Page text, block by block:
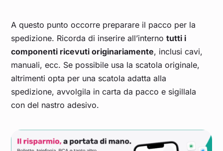
A questo punto occorre preparare il pacco per la
spedizione. Ricorda di inserire all’internotutti i
componenti ricevuti originariamente, inclusi cavi,
manuali, ecc. Se possibile usa la scatola originale,
altrimenti opta per una scatola adatta alla
spedizione, avvolgila in carta da pacco e sigillala
con del nastro adesivo.